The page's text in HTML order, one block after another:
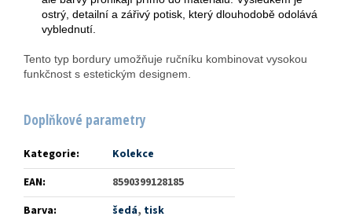
ostrý, detailní a zářivý potisk, který dlouhodobě odolává
vyblednutí.
Tento typ bordury umožňuje ručníku kombinovat vysokou
funkčnost s estetickým designem.
Doplňkové parametry
Kategorie:
Kolekce
EAN:
8590399128185
Barva: šedá, tisk